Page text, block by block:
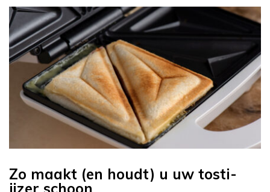
Zo maakt (en houdt) u uw tosti-